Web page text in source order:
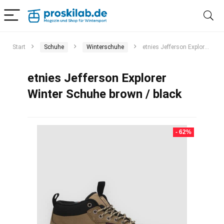
Start Schuhe Winterschuhe etnies Jefferson Explorer Winter Schuhe brown / black
etnies Jefferson Explorer
Winter Schuhe brown / black
- 62%